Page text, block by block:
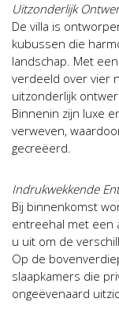
Uitzonderlijk
De villa is
kubussen die
landschap. Met
verdeeld over vier
uitzonderlijk
Binnenin zijn luxe
verweven,
gecreëerd.
Indrukwekkende
Bij binnenkomst
entreehal met een
u uit om de
Op de
slaapkamers die
ongeëvenaard